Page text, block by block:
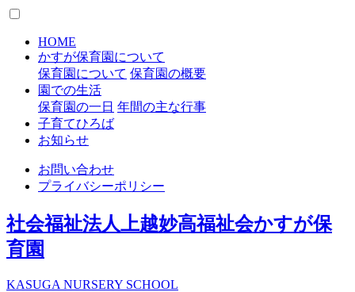
HOME
かすが保育園について
保育園について 保育園の概要
園での生活
保育園の一日 年間の主な行事
子育てひろば
お知らせ
お問い合わせ
プライバシーポリシー
社会福祉法人上越妙高福祉会かすが保
育園
KASUGA NURSERY SCHOOL